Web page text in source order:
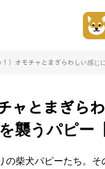
ｯ！）オモチャとまぎらわしい感じ
チャとまぎら
襲うパピー
の柴犬パピーたち。